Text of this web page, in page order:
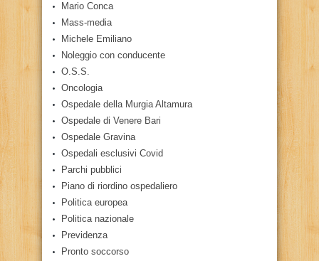
Mario Conca
Mass-media
Michele Emiliano
Noleggio con conducente
O.S.S.
Oncologia
Ospedale della Murgia Altamura
Ospedale di Venere Bari
Ospedale Gravina
Ospedali esclusivi Covid
Parchi pubblici
Piano di riordino ospedaliero
Politica europea
Politica nazionale
Previdenza
Pronto soccorso